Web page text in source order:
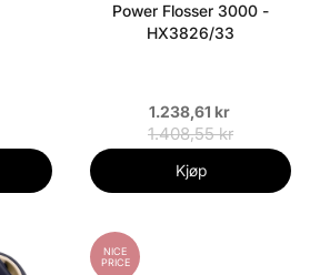
Power Flosser 3000 -
HX3826/33
1.238,61 kr
1.408,55 kr
Kjøp
NICE
PRICE